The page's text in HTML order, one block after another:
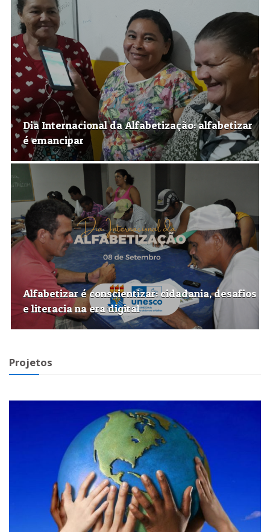
Dia Internacional da Alfabetização: alfabetizar
é emancipar
Alfabetizar é conscientizar: cidadania, desafios
e literacia na era digital
Projetos